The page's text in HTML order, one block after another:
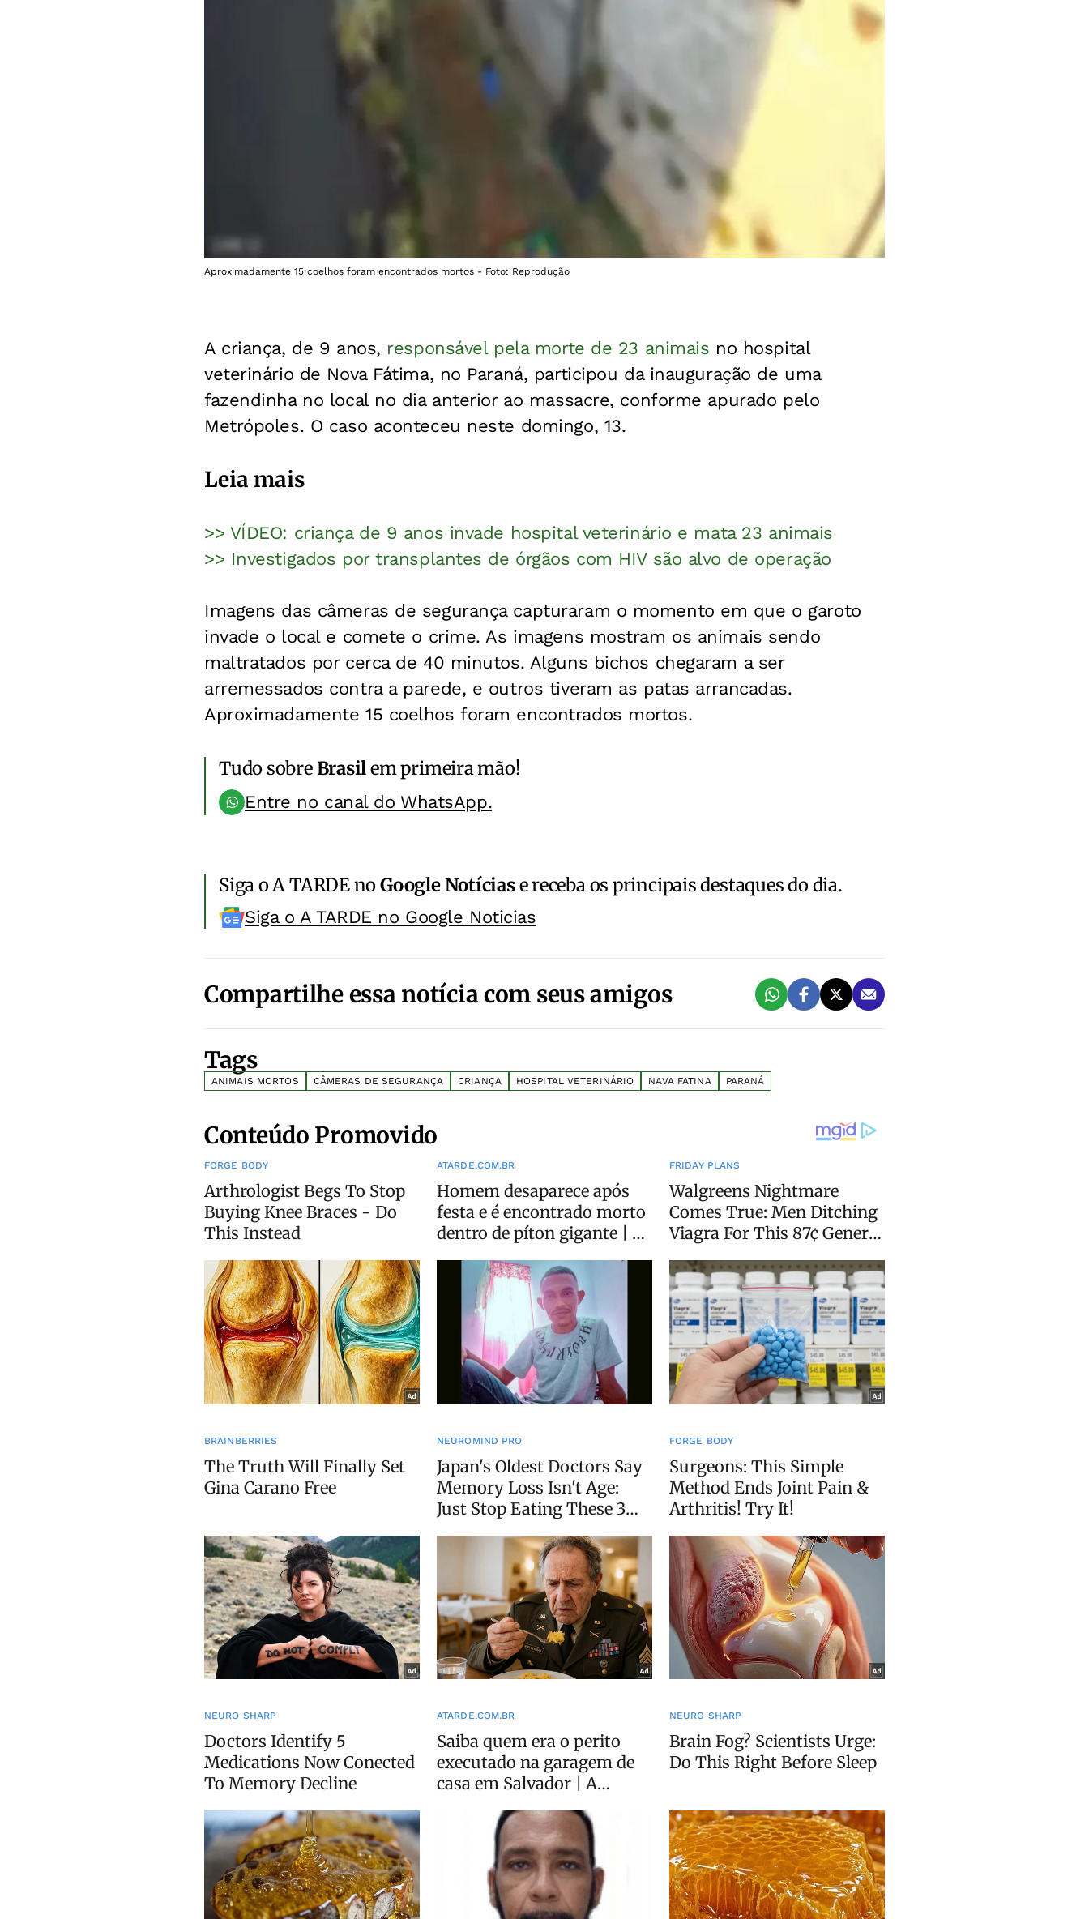
Aproximadamente 15 coelhos foram encontrados mortos - Foto: Reprodução
A criança, de 9 anos, responsável pela morte de 23 animais no hospital
veterinário de Nova Fátima, no Paraná, participou da inauguração de uma
fazendinha no local no dia anterior ao massacre, conforme apurado pelo
Metrópoles. O caso aconteceu neste domingo, 13.
Leia mais
>> VÍDEO: criança de 9 anos invade hospital veterinário e mata 23 animais
>> Investigados por transplantes de órgãos com HIV são alvo de operação
Imagens das câmeras de segurança capturaram o momento em que o garoto
invade o local e comete o crime. As imagens mostram os animais sendo
maltratados por cerca de 40 minutos. Alguns bichos chegaram a ser
arremessados contra a parede, e outros tiveram as patas arrancadas.
Aproximadamente 15 coelhos foram encontrados mortos.
Tudo sobreBrasilem primeira mão!
Entre no canal do WhatsApp.
Siga o A TARDE noGoogle Notíciase receba os principais destaques do dia.
Siga o A TARDE no Google Noticias
Compartilhe essa notícia com seus amigos
Tags
ANIMAIS MORTOS CÂMERAS DE SEGURANÇA CRIANÇA HOSPITAL VETERINÁRIO NAVA FATINA PARANÁ